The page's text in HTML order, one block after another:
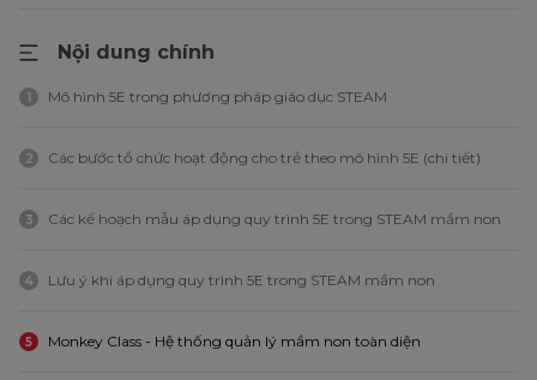
Nội dung chính
1 Mô hình 5E trong phương pháp giáo dục STEAM
2 Các bước tổ chức hoạt động cho trẻ theo mô hình 5E (chi tiết)
3 Các kế hoạch mẫu áp dụng quy trình 5E trong STEAM mầm non
4 Lưu ý khi áp dụng quy trình 5E trong STEAM mầm non
5 Monkey Class - Hệ thống quản lý mầm non toàn diện